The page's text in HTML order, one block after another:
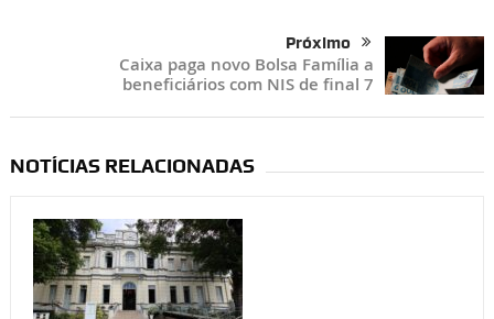
Próximo
Caixa paga novo Bolsa Família a
beneficiários com NIS de final 7
NOTÍCIAS RELACIONADAS